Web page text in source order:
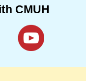
CMUH